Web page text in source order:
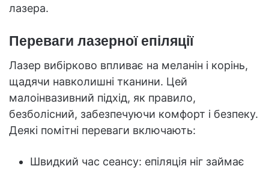
лазера.
Переваги лазерної епіляції
Лазер вибірково впливає на меланін і корінь,
щадячи навколишні тканини. Цей
малоінвазивний підхід, як правило,
безболісний, забезпечуючи комфорт і безпеку.
Деякі помітні переваги включають:
Швидкий час сеансу: епіляція ніг займає